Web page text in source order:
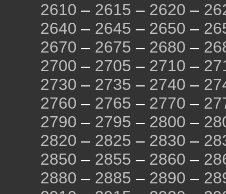
2610 – 2615 – 2620 –
2640 – 2645 – 2650 –
2670 – 2675 – 2680 –
2700 – 2705 – 2710 –
2730 – 2735 – 2740 –
2760 – 2765 – 2770 –
2790 – 2795 – 2800 –
2820 – 2825 – 2830 –
2850 – 2855 – 2860 –
2880 – 2885 – 2890 –